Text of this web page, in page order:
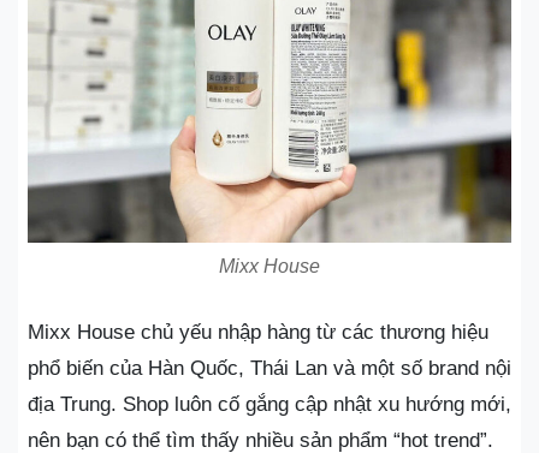
Mixx House
Mixx House chủ yếu nhập hàng từ các thương hiệu
phổ biến của Hàn Quốc, Thái Lan và một số brand nội
địa Trung. Shop luôn cố gắng cập nhật xu hướng mới,
nên bạn có thể tìm thấy nhiều sản phẩm “hot trend”.